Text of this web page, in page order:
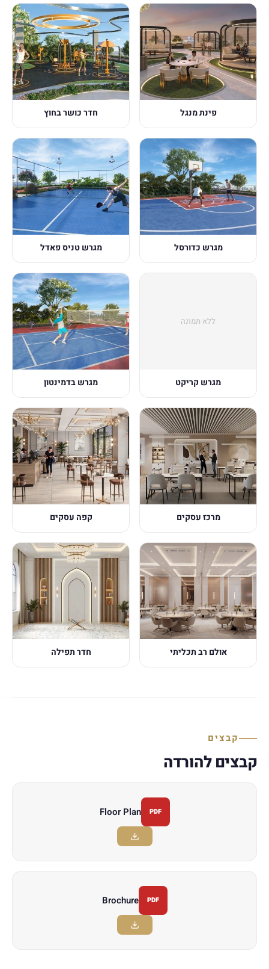
פינת מנגל חדר כושר בחוץ
מגרש כדורסל מגרש טניס פאדל
ללא תמונה
מגרש קריקט מגרש בדמינטון
מרכז עסקים קפה עסקים
אולם רב תכליתי חדר תפילה
קבצים
קבצים להורדה
PDF
Floor Plan
PDF
Brochure